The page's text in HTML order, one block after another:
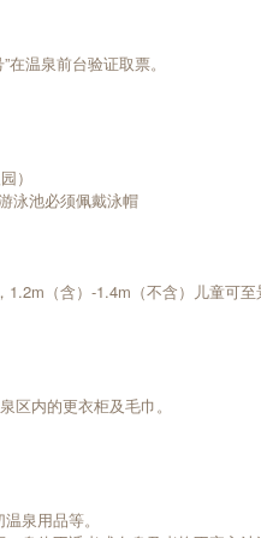
在温泉前台验证取票。
）
泳池必须佩戴泳帽
1.2m（含）-1.4m（不含）儿童可
区内的更衣柜及毛巾。
泉用品等。